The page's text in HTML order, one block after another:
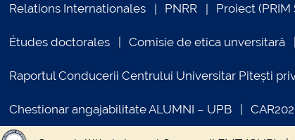
Relations Internationales PNRR Proiect (PRIM
Études doctorales Comisie de etica unversitară
Raportul Conducerii Centrului Universitar Pitești
Chestionar angajabilitate ALUMNI – UPB